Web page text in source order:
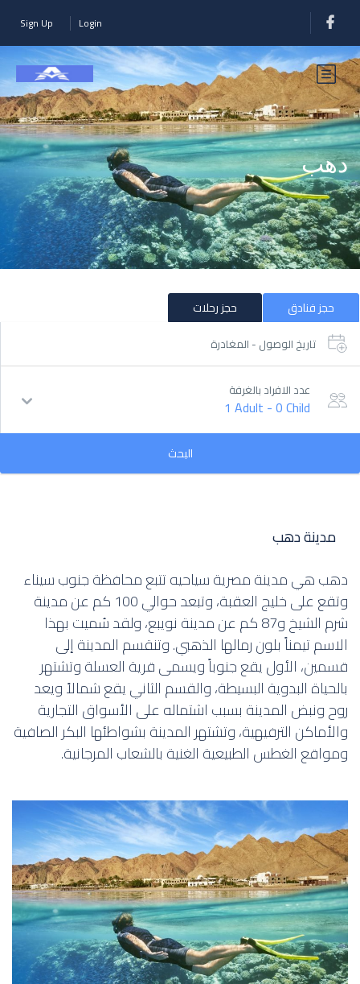
Login
Sign Up
دهب
حجز فنادق حجز رحلات
تاريخ الوصول - المغادرة
عدد الافراد بالغرفة
1 Adult -0 Child
البحث
مدينة دهب
دهب هي مدينة مصرية سياحيه تتبع محافظة جنوب سيناء
وتقع على خليج العقبة، وتبعد حوالي 100 كم عن مدينة
شرم الشيخ و87 كم عن مدينة نويبع، ولقد سُميت بهذا
الاسم تيمناً بلون رمالها الذهبي. وتنقسم المدينة إلى
قسمين، الأول يقع جنوباً ويسمى قرية العسلة وتشتهر
بالحياة البدوية البسيطة، والقسم الثاني يقع شمالاً ويعد
روح ونبض المدينة بسبب اشتماله على الأسواق التجارية
والأماكن الترفيهية، وتشتهر المدينة بشواطئها البكر الصافية
ومواقع الغطس الطبيعية الغنية بالشعاب المرجانية.